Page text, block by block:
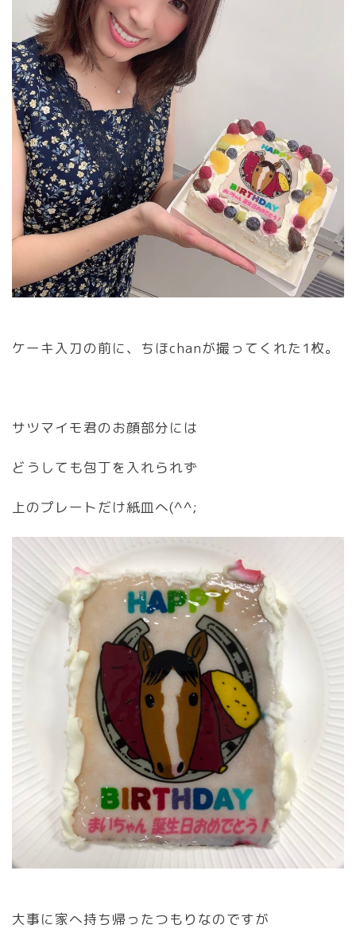
ケーキ入刀の前に、ちほchanが撮ってくれた1枚。
サツマイモ君のお顔部分には
どうしても包丁を入れられず
上のプレートだけ紙皿へ(^^;
大事に家へ持ち帰ったつもりなのですが